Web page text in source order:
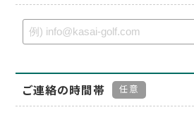
ご連絡の時間帯 任意